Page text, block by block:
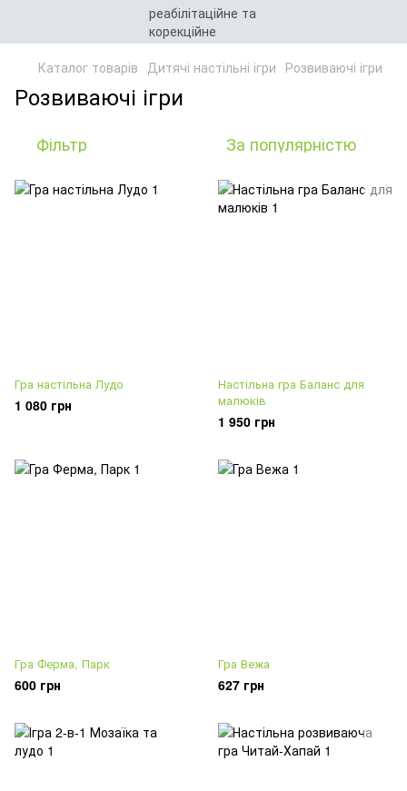
Каталог товарів Дитячі настільні ігри Розвиваючі ігри
Розвиваючі ігри
Фільтр За популярністю
Гра настільна Лудо
1 080 грн
Настільна гра Баланс для
малюків
1 950 грн
Гра Ферма, Парк
600 грн
Гра Вежа
627 грн